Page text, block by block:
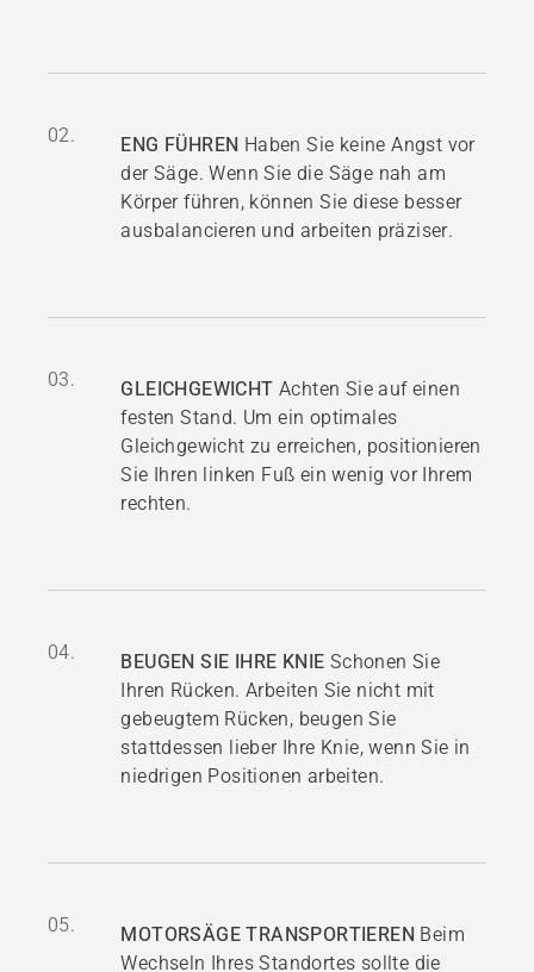
02. ENG FÜHREN Haben Sie keine Angst vor
der Säge. Wenn Sie die Säge nah am
Körper führen, können Sie diese besser
ausbalancieren und arbeiten präziser.
03. GLEICHGEWICHT Achten Sie auf einen
festen Stand. Um ein optimales
Gleichgewicht zu erreichen, positionieren
Sie Ihren linken Fuß ein wenig vor Ihrem
rechten.
04. BEUGEN SIE IHRE KNIE Schonen Sie
Ihren Rücken. Arbeiten Sie nicht mit
gebeugtem Rücken, beugen Sie
stattdessen lieber Ihre Knie, wenn Sie in
niedrigen Positionen arbeiten.
05. MOTORSÄGE TRANSPORTIEREN Beim
Wechseln Ihres Standortes sollte die